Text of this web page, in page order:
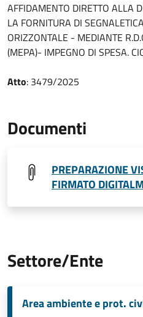
AFFIDAMENTO DIRETTO ALLA
LA FORNITURA DI
ORIZZONTALE - MEDIANTE
(MEPA)- IMPEGNO DI SPESA.
Atto: 3479/2025
Documenti
PREPARAZIONE
FIRMATO
Settore/Ente
Area ambiente e prot.